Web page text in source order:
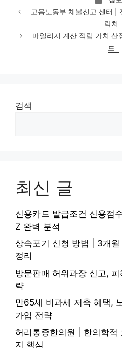
테
고
리
고용노동부 체불신고 센터 |
락처
마일리지 계산 적립 가치 산
드
검색
최신 글
신용카드 발급조건 신용점
Z 완벽 분석
상속포기 신청 방법 | 3개
정리
방문판매 허위과장 신고,
략
만65세 비과세 저축 혜택,
가입 전략
허리통증한의원 | 한의학적
지 핵심